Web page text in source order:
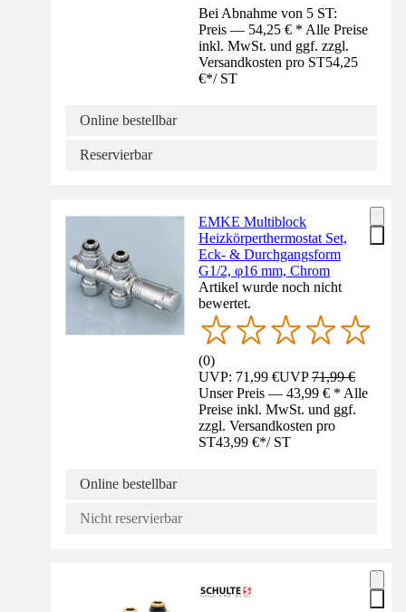
Bei Abnahme von 5 ST:
Preis — 54,25 € * Alle Preise
inkl. MwSt. und ggf. zzgl.
Versandkosten pro ST54,25
€*/ ST
Online bestellbar
Reservierbar
EMKE Multiblock
Heizkörperthermostat Set,
Eck- & Durchgangsform
G1/2, φ16 mm, Chrom
Artikel wurde noch nicht
bewertet.
(0)
UVP: 71,99 €UVP71,99 €
Unser Preis — 43,99 € * Alle
Preise inkl. MwSt. und ggf.
zzgl. Versandkosten pro
ST43,99 €*/ ST
Online bestellbar
Nicht reservierbar